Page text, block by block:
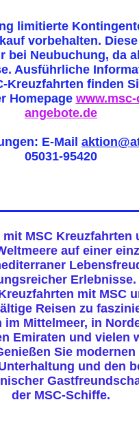
limitierte
vorbehalten.
bei Neubuchung, da
Ausführliche
Kreuzfahrten finden
Homepage
angebote.de
E-Mail
05031-95420
mit MSC Kreuzfahrten
auf einer
mit MSC
Reisen zu
im Mittelmeer, in
Emiraten und vielen
Sie
und den
der MSC-Schiffe.